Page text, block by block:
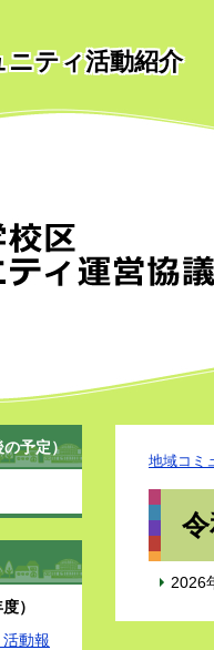
ニティ活動紹介
の予定）
）
動報
地域コミ
2026